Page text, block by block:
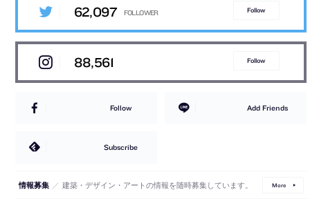
62,097 Follow
88,561 Follow
Follow Add Friends
Subscribe
情報募集 ／ 建築・デザイン・アートの情報を随時募集しています。 More